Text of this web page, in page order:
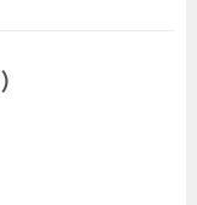
chân inox:
sắc khác theo